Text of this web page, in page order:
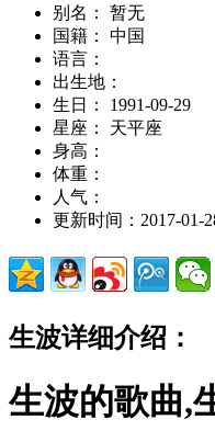
别名： 暂无
国籍： 中国
语言：
出生地：
生日： 1991-09-29
星座： 天平座
身高：
体重：
人气：
更新时间：2017-01-
生波详细介绍：
生波的歌曲,